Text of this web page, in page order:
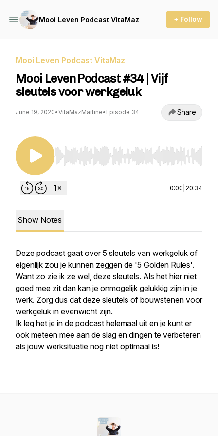
Mooi Leven Podcast VitaMaz + Follow
Mooi Leven Podcast VitaMaz
Mooi Leven Podcast #34 | Vijf
sleutels voor werkgeluk
June 19, 2020•VitaMazMartine• Episode 34 Share
Use Left/Right to seek, Home/End to jump to
0:00 20:34
Show Notes
Deze podcast gaat over 5 sleutels van werkgeluk of
eigenlijk zou je kunnen zeggen de '5 Golden Rules'.
Want zo zie ik ze wel, deze sleutels. Als het hier niet
goed mee zit dan kan je onmogelijk gelukkig zijn in je
werk. Zorg dus dat deze sleutels of bouwstenen voor
werkgeluk in evenwicht zijn.
Ik leg het je in de podcast helemaal uit en je kunt er
ook meteen mee aan de slag en dingen te verbeteren
als jouw werksituatie nog niet optimaal is!